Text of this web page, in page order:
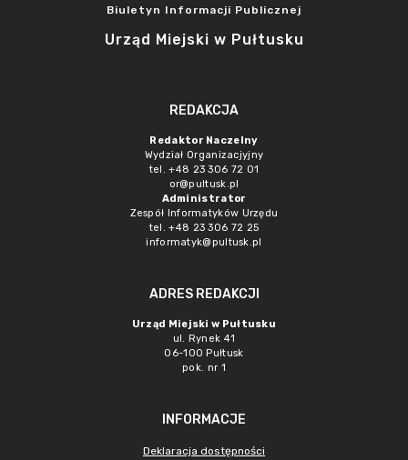
Biuletyn Informacji Publicznej
Urząd Miejski w Pułtusku
REDAKCJA
Redaktor Naczelny
Wydział Organizacjyjny
tel. +48 23 306 72 01
or@pultusk.pl
Administrator
Zespół Informatyków Urzędu
tel. +48 23 306 72 25
informatyk@pultusk.pl
ADRES REDAKCJI
Urząd Miejski w Pułtusku
ul. Rynek 41
06-100 Pułtusk
pok. nr 1
INFORMACJE
Deklaracja dostępności